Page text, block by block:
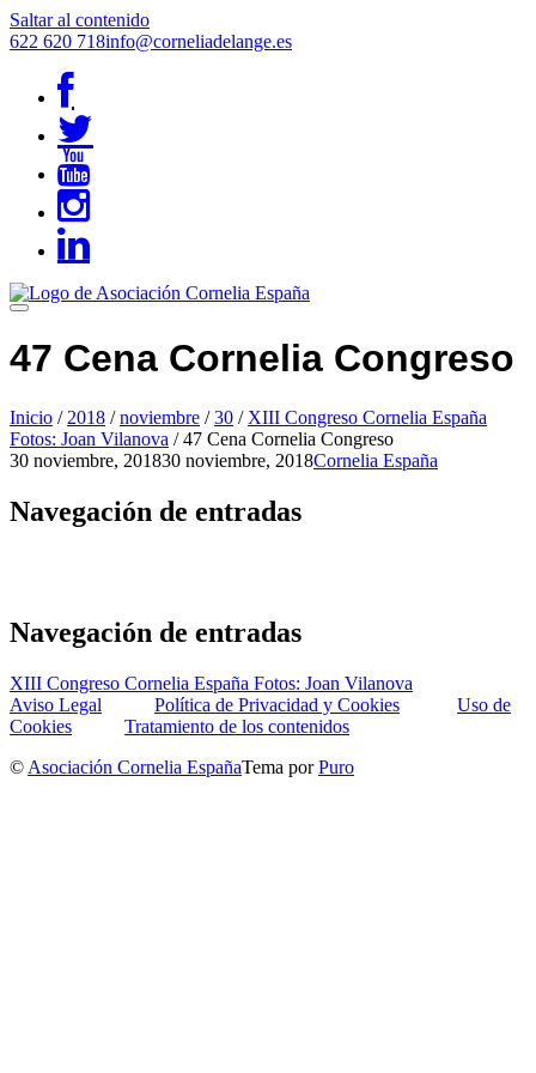
Saltar al contenido
622 620 718info@corneliadelange.es
47 Cena Cornelia Congreso
Inicio / 2018 / noviembre / 30 / XIII Congreso Cornelia España
Fotos: Joan Vilanova / 47 Cena Cornelia Congreso
30 noviembre, 201830 noviembre, 2018Cornelia España
Navegación de entradas
Navegación de entradas
XIII Congreso Cornelia España Fotos: Joan Vilanova
Aviso Legal
Política de Privacidad y Cookies
Uso de
Cookies
Tratamiento de los contenidos
© Asociación Cornelia EspañaTema porPuro